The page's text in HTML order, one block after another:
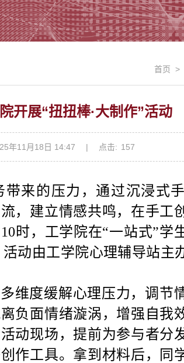
首页 >
开展“扭扭棒·大制作”活动
年11月18日 14:47 | 点击: 157
带来的压力 ，通过沉浸式
，建立情感共鸣，在手工
时 ，工学院在“一站式”学
活动由工学院心理辅导站主
维度缓解心理压力 ， 调节
负面情绪漩涡 ， 增强自我
活动现场，提前为参与者分
作工具。拿到材料后，同